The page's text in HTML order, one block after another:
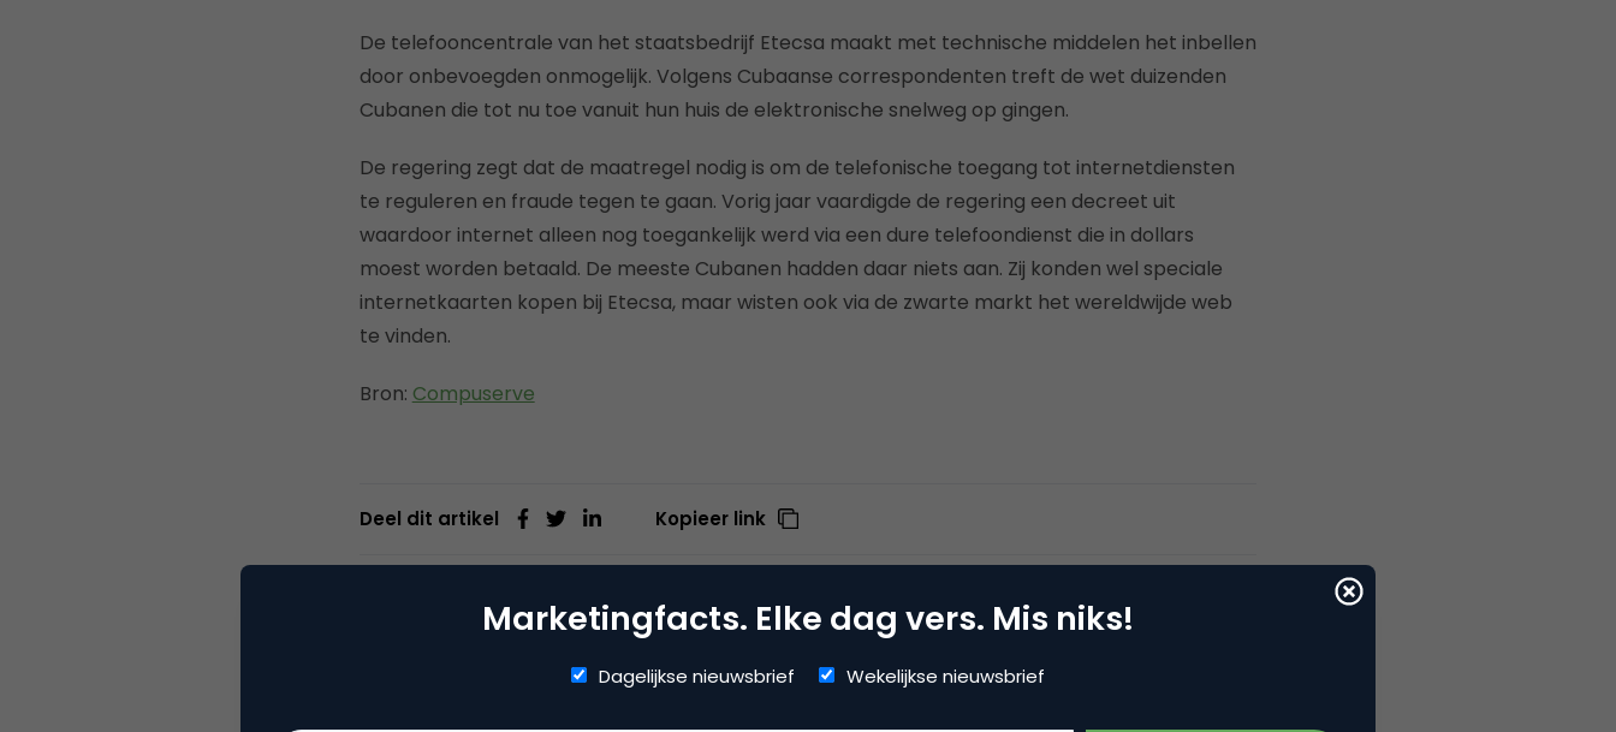
De telefooncentrale van het staatsbedrijf Etecsa maakt met technische middelen het inbellen
door onbevoegden onmogelijk. Volgens Cubaanse correspondenten treft de wet duizenden
Cubanen die tot nu toe vanuit hun huis de elektronische snelweg op gingen.
De regering zegt dat de maatregel nodig is om de telefonische toegang tot internetdiensten
te reguleren en fraude tegen te gaan. Vorig jaar vaardigde de regering een decreet uit
waardoor internet alleen nog toegankelijk werd via een dure telefoondienst die in dollars
moest worden betaald. De meeste Cubanen hadden daar niets aan. Zij konden wel speciale
internetkaarten kopen bij Etecsa, maar wisten ook via de zwarte markt het wereldwijde web
te vinden.
Bron: Compuserve
Deel dit artikel Kopieer link
Reddion
Marketingfacts. Elke dag vers. Mis niks!
Dagelijkse nieuwsbrief Wekelijkse nieuwsbrief